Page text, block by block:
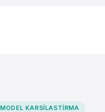
MODEL KARSILASTIRMA